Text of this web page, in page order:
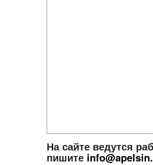
На сайте ведутся
пишите